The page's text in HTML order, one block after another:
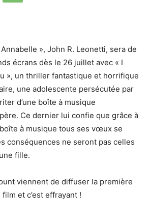
», John R. Leonetti, sera de
écrans dès le 26 juillet avec « I
», un thriller fantastique et horrifique
une adolescente persécutée par
d’une boîte à musique
Ce dernier lui confie que grâce à
à musique tous ses vœux se
conséquences ne seront pas celles
fille.
viennent de diffuser la première
et c’est effrayant !